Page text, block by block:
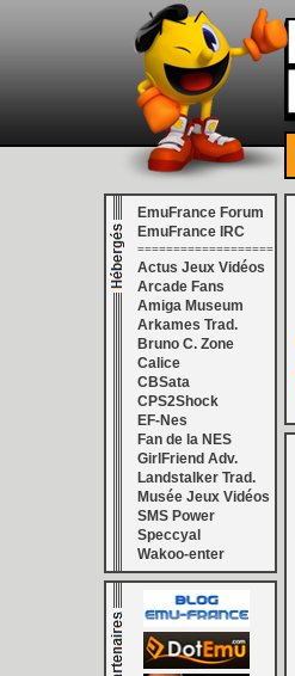
EmuFrance Forum
EmuFrance IRC
===================
Actus Jeux Vidéos
Arcade Fans
Amiga Museum
Arkames Trad.
Bruno C. Zone
Calice
CBSata
CPS2Shock
EF-Nes
Fan de la NES
GirlFriend Adv.
Landstalker Trad.
Musée Jeux Vidéos
SMS Power
Speccyal
Wakoo-enter